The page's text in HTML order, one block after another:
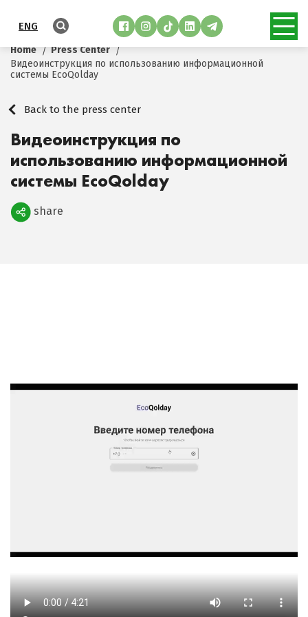
ENG
Home
Press Center
Видеоинструкция по использованию информационной
системы EcoQolday
Back to the press center
Видеоинструкция по
использованию информационной
системы EcoQolday
Поделиться
share